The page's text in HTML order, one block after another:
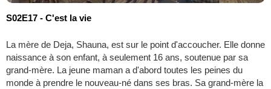
S02E17 - C'est la vie
La mère de Deja, Shauna, est sur le point d'accoucher. Elle donne
naissance à son enfant, à seulement 16 ans, soutenue par sa
grand-mère. La jeune maman a d'abord toutes les peines du
monde à prendre le nouveau-né dans ses bras. Sa grand-mère la